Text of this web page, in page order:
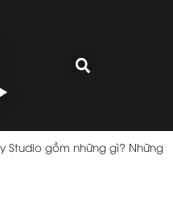
Studio gồm những gì? Những